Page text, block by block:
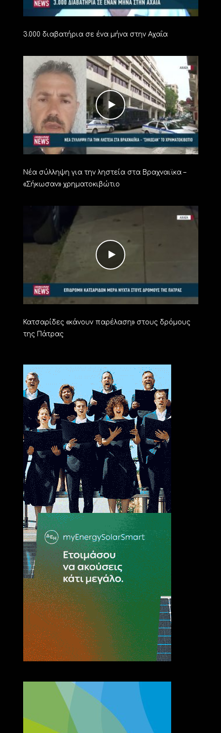
3.000 διαβατήρια σε ένα μήνα στην Αχαΐα
Νέα σύλληψη για την ληστεία στα Βραχναιϊκα –
«Σήκωσαν» χρηματοκιβώτιο
Κατσαρίδες «κάνουν παρέλαση» στους δρόμους
της Πάτρας